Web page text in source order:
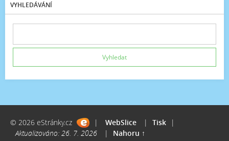
VYHLEDÁVÁNÍ
© 2026 eStránky.cz | WebSlice | Tisk
|
Aktualizováno: 26. 7. 2026
| Nahoru ↑